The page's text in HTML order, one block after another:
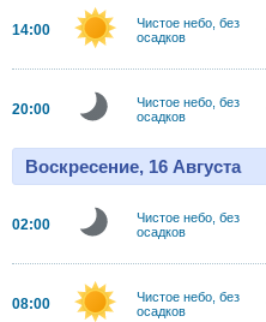
14:00
Чистое небо, без
осадков
20:00
Чистое небо, без
осадков
Воскресение, 16 Августа
02:00
Чистое небо, без
осадков
08:00
Чистое небо, без
осадков